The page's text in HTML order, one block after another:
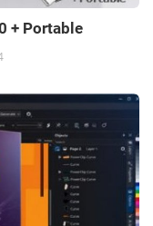
+ Portable